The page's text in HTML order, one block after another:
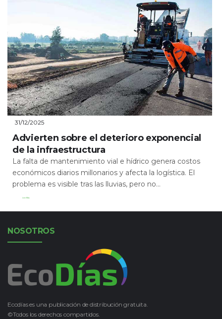
31/12/2025
Advierten sobre el deterioro exponencial
de la infraestructura
La falta de mantenimiento vial e hídrico genera costos
económicos diarios millonarios y afecta la logística. El
problema es visible tras las lluvias, pero no...
Leer Más
NOSOTROS
Ecodías es una publicación de distribución gratuita.
©Todos los derechos compartidos.